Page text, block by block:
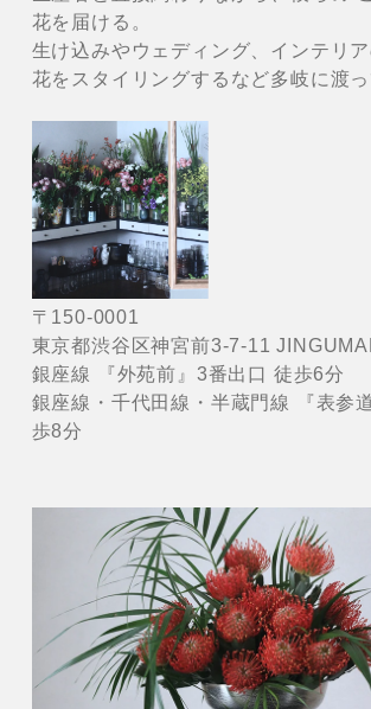
花を届ける。
生け込みやウェディング、インテリ
花をスタイリングするなど多岐に渡っ
〒150-0001
東京都渋谷区神宮前3-7-11
銀座線 『外苑前』3番出口 徒歩6分
銀座線・千代田線・半蔵門線 『表参
歩8分